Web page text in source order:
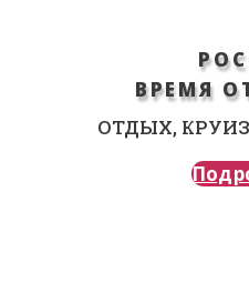
ВРЕМЯ
ОТДЫХ,